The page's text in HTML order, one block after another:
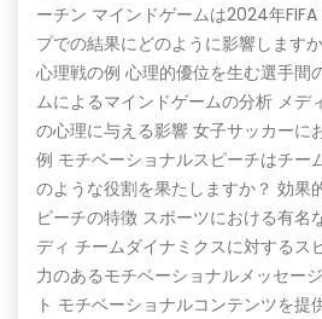
ーチン マインドゲームは2024年
プでの結果にどのように影響します
心理戦の例 心理的優位を生む選手間
ムによるマインドゲームの分析 メデ
の心理に与える影響 女子サッカーに
例 モチベーショナルスピーチはチー
のような役割を果たしますか？ 効果
ピーチの特徴 スポーツにおける有名
ディ チームダイナミクスに対するス
力のあるモチベーショナルメッセー
ト モチベーショナルコンテンツを提